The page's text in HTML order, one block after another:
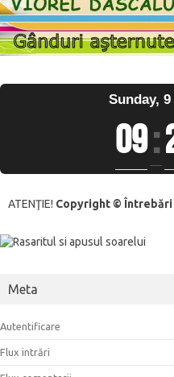
Sunday,
09:
ATENŢIE! Copyright ©
Meta
Autentificare
Flux intrări